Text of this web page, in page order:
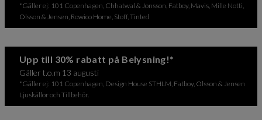
*Gäller ej: 101 Copenhagen, Chhatwal & Jonsson, Fatboy, Mavis, Mille Notti,
Olsson & Jensen, Rowico Home, Stoff, Tinted
Upp till 30% rabatt på Belysning!*
Gäller t.o.m 13 augusti
*Gäller ej: 101 Copenhagen, Design House STHLM, Fatboy, Olsson & Jensen
Ljuskällor och Tillbehör.